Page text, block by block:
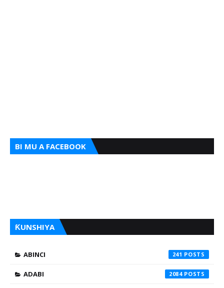
BI MU A FACEBOOK
ƘUNSHIYA
ABINCI 241
ADABI 2084